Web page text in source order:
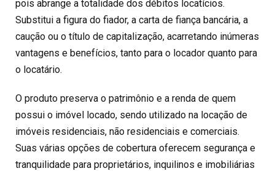
pois abrange a totalidade dos débitos locatícios.
Substitui a figura do fiador, a carta de fiança bancária, a
caução ou o título de capitalização, acarretando inúmeras
vantagens e benefícios, tanto para o locador quanto para
o locatário.
O produto preserva o patrimônio e a renda de quem
possui o imóvel locado, sendo utilizado na locação de
imóveis residenciais, não residenciais e comerciais.
Suas várias opções de cobertura oferecem segurança e
tranquilidade para proprietários, inquilinos e imobiliárias